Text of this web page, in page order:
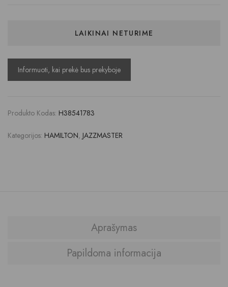
LAIKINAI NETURIME
Produkto Kodas: H38541783
Kategorijos: HAMILTON, JAZZMASTER
Aprašymas
Papildoma informacija